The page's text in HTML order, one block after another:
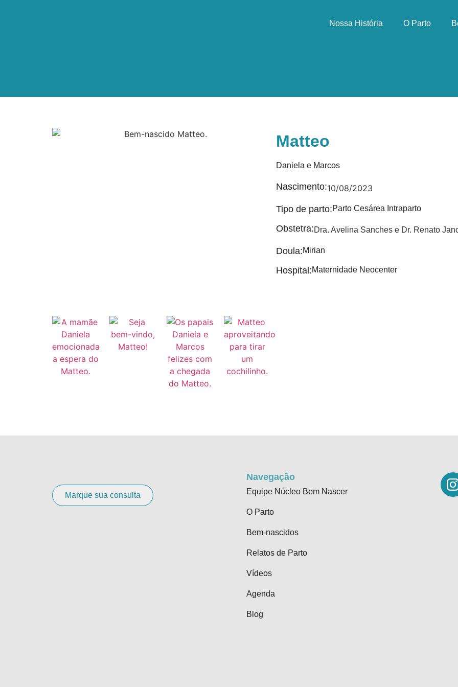
Nossa História O Parto
Matteo
Daniela e Marcos
Nascimento:10/08/2023
Tipo de parto:Parto Cesárea Intraparto
Obstetra:Dra. Avelina Sanches e Dr. Renato
Doula:Mirian
Hospital:Maternidade Neocenter
Marque sua consulta
Navegação
Equipe Núcleo Bem Nascer
O Parto
Bem-nascidos
Relatos de Parto
Vídeos
Agenda
Blog